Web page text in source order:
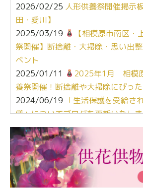
2026/02/25 人形供養祭開催掲示
田・愛川】
2025/03/19
【相模原市南区・
祭開催】断捨離・大掃除・思い出
ベント
2025/01/11
2025年1月 相模
養祭開催！断捨離や大掃除にぴっ
2024/06/19 「生活保護を受給さ
儀」についてブログを更新いたし
2024/03/06【終活なるほど教室
ぶ！はじめてのお葬式」小さな家
瀬 ご参加ありがとうございまし
2024/01/19令和6年能登半島地
告